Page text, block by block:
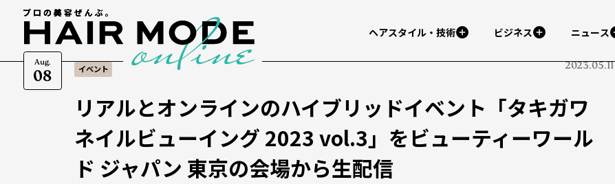
Aug.
08
ヘアスタイル・技術 ビジネス ニュース
イベント 2023.05.11
リアルとオンラインのハイブリッドイベント「タキガワ
ネイルビューイング 2023 vol.3」をビューティーワール
ド ジャパン 東京の会場から生配信